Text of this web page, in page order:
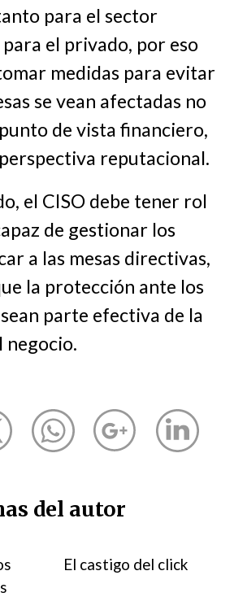
para el sector
el privado, por eso
medidas para evitar
se vean afectadas no
de vista financiero,
reputacional.
el CISO debe tener rol
de gestionar los
a las mesas directivas,
la protección ante los
parte efectiva de la
negocio.
del autor
El castigo del click